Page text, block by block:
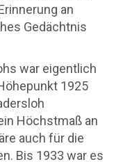
an
Gedächtnis
war eigentlich
1925
Höchstmaß an
auch für die
Bis 1933 war es